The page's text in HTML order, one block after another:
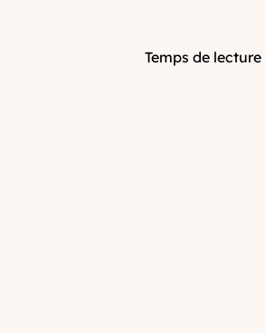
Temps de lecture